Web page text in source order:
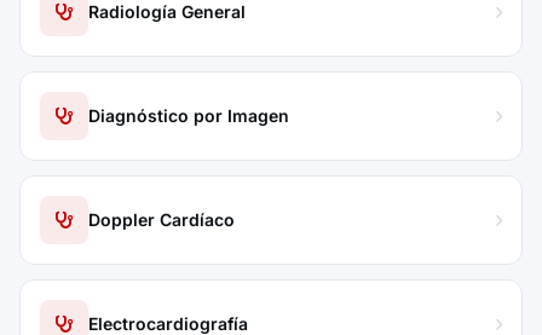
Radiología General
Diagnóstico por Imagen
Doppler Cardíaco
Electrocardiografía